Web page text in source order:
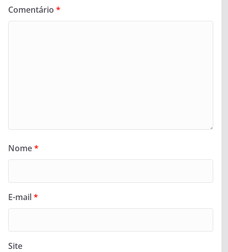
Comentário *
Nome*
E-mail*
Site